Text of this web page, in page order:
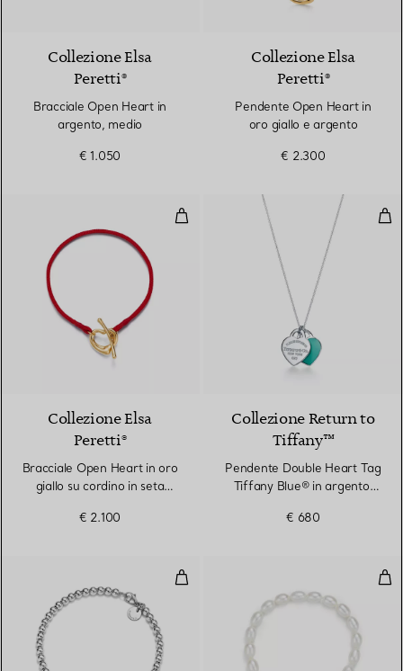
Collezione Elsa
Peretti®
Bracciale Open Heart in
argento, medio
€ 1.050
Collezione Elsa
Peretti®
Pendente Open Heart in
oro giallo e argento
€ 2.300
Bracciale Open Heart in oro
6 Colori
Collezione Elsa
Peretti®
Bracciale Open Heart in oro
giallo su cordino in seta
€ 2.100
Collezione Return to
Tiffany™
Pendente Double Heart Tag
Tiffany Blue® in argento,
€ 680
Bracciale Bead in argento,